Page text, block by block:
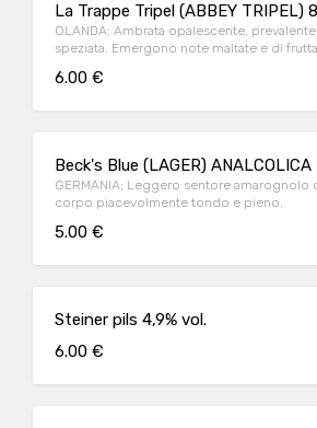
La Trappe Tripel (ABBEY TRIPEL)
OLANDA: Ambrata opalescente,
speziata. Emergono note maltate e di
6.00 €
Beck's Blue (LAGER) ANALCOLICA
GERMANIA; Leggero sentore
corpo piacevolmente tondo e pieno.
5.00 €
Steiner pils 4,9% vol.
6.00 €